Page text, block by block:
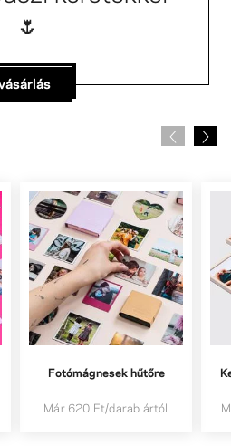
🌷
Fotómágnesek hűtőre
Már 620 Ft/darab ártól